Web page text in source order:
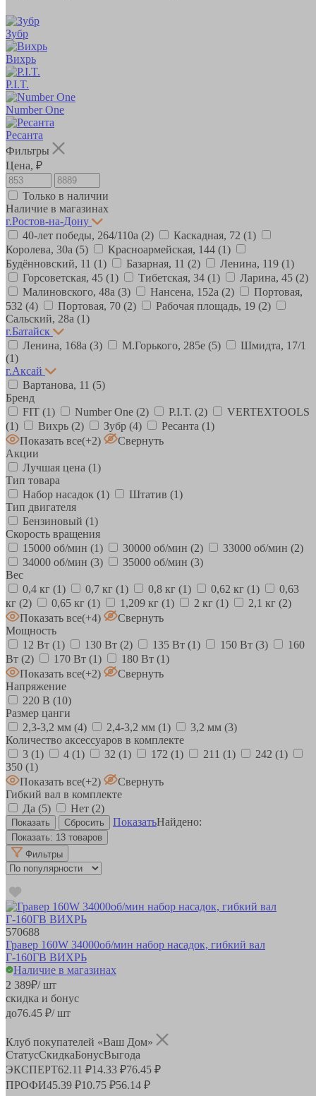
Зубр
Вихрь
P.I.T.
Number One
Ресанта
Фильтры
Цена, ₽
Только в наличии
Наличие в магазинах
г.Ростов-на-Дону
40-лет победы, 264/110а (2) Каскадная, 72 (1)
Королева, 30а (5) Красноармейская, 144 (1)
Будённовский, 11 (1) Базарная, 11 (2) Ленина, 119 (1)
Горсоветская, 45 (1) Тибетская, 34 (1) Ларина, 45 (2)
Малиновского, 48а (3) Нансена, 152а (2)
Портовая,
532 (4) Портовая, 70 (2) Рабочая площадь, 19 (2)
Сальский, 28a (1)
г.Батайск
Ленина, 168а (3) М.Горького, 285е (5)
Шмидта, 17/1
(1)
г.Аксай
Вартанова, 11 (5)
Бренд
FIT (1) Number One (2) P.I.T. (2)
VERTEXTOOLS
(1)
Вихрь (2) Зубр (4) Ресанта (1)
Показать все(+2)
Свернуть
Акции
Лучшая цена (1)
Тип товара
Набор насадок (1) Штатив (1)
Тип двигателя
Бензиновый (1)
Скорость вращения
15000 об/мин (1) 30000 об/мин (2) 33000 об/мин (2)
34000 об/мин (3) 35000 об/мин (3)
Вес
0,4 кг (1) 0,7 кг (1) 0,8 кг (1) 0,62 кг (1)
0,63
кг (2) 0,65 кг (1) 1,209 кг (1) 2 кг (1) 2,1 кг (2)
Показать все(+4)
Свернуть
Мощность
12 Вт (1) 130 Вт (2) 135 Вт (1) 150 Вт (3)
160
Вт (2) 170 Вт (1) 180 Вт (1)
Показать все(+2)
Свернуть
Напряжение
220 В (10)
Размер цанги
2,3-3,2 мм (4) 2,4-3,2 мм (1) 3,2 мм (3)
Количество аксессуаров в комплекте
3 (1) 4 (1) 32 (1) 172 (1) 211 (1) 242 (1)
350 (1)
Показать все(+2)
Свернуть
Гибкий вал в комплекте
Да (5) Нет (2)
ПоказатьНайдено:
Показать: 13 товаров
Фильтры
570688
Гравер 160W 34000об/мин набор насадок, гибкий вал
Г-160ГВ ВИХРЬ
Наличие в магазинах
2 389₽/ шт
скидка и бонус
до76.45 ₽/ шт
Клуб покупателей «Ваш Дом»
СтатусСкидкаБонусВыгода
ЭКСПЕРТ62.11 ₽14.33 ₽76.45 ₽
ПРОФИ45.39 ₽10.75 ₽56.14 ₽